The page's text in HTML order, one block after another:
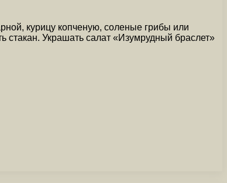
курицу копченую, соленые грибы или
стакан. Украшать салат «Изумрудный браслет»